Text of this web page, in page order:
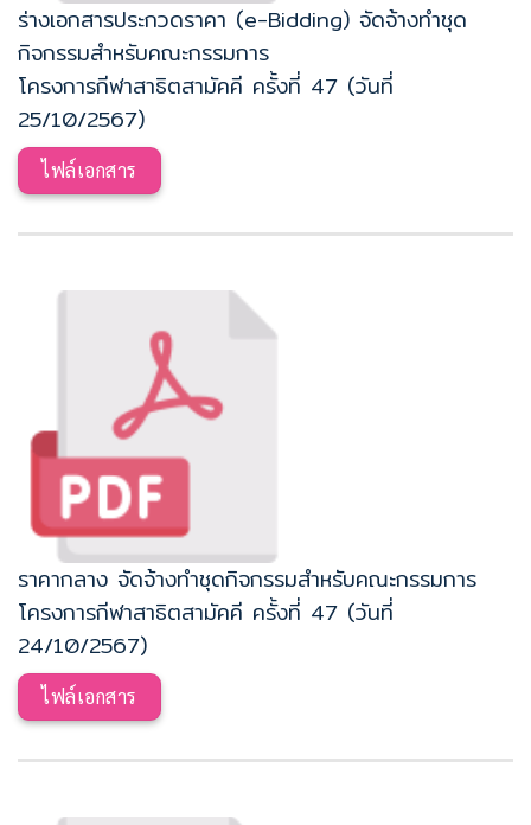
ร่างเอกสารประกวดราคา (e-Bidding) จัดจ้างทำชุด
กิจกรรมสำหรับคณะกรรมการ
โครงการกีฬาสาธิตสามัคคี ครั้งที่ 47 (วันที่
25/10/2567)
ไฟล์เอกสาร
ราคากลาง จัดจ้างทำชุดกิจกรรมสำหรับคณะกรรมการ
โครงการกีฬาสาธิตสามัคคี ครั้งที่ 47 (วันที่
24/10/2567)
ไฟล์เอกสาร